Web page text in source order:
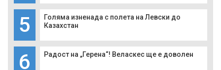
5
Голяма изненада с полета на Левски до
Казахстан
6 Радост на „Герена“! Веласкес ще е доволен